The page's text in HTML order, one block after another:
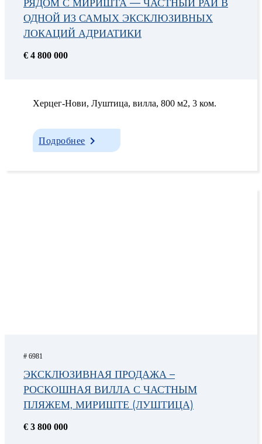
РЯДОМ С МИРИШТА — ЧАСТНЫЙ РАЙ В
ОДНОЙ ИЗ САМЫХ ЭКСКЛЮЗИВНЫХ
ЛОКАЦИЙ АДРИАТИКИ
€ 4 800 000
Херцег-Нови, Луштица, вилла, 800 м2, 3 ком.
Подробнее
# 6981
ЭКСКЛЮЗИВНАЯ ПРОДАЖА –
РОСКОШНАЯ ВИЛЛА С ЧАСТНЫМ
ПЛЯЖЕМ, МИРИШТЕ (ЛУШТИЦА)
€ 3 800 000